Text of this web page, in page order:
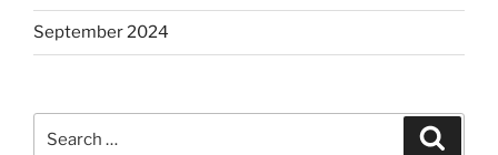
September 2024